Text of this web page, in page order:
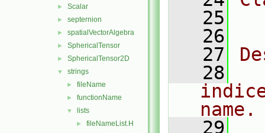
► Scalar
► septernion
► spatialVectorAlgebra
► SphericalTensor
► SphericalTensor2D
▼ strings
► fileName
► functionName
▼ lists
►
fileNameList.H
   25
   26
   27
   28
name.
   29